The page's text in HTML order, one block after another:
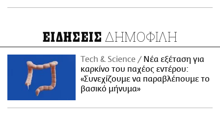
ΕΙΔΗΣΕΙΣ ΔΗΜΟΦΙΛΗ
Τech & Science
Νέα εξέταση για
καρκίνο του παχέος εντέρου:
«Συνεχίζουμε να παραβλέπουμε το
βασικό μήνυμα»